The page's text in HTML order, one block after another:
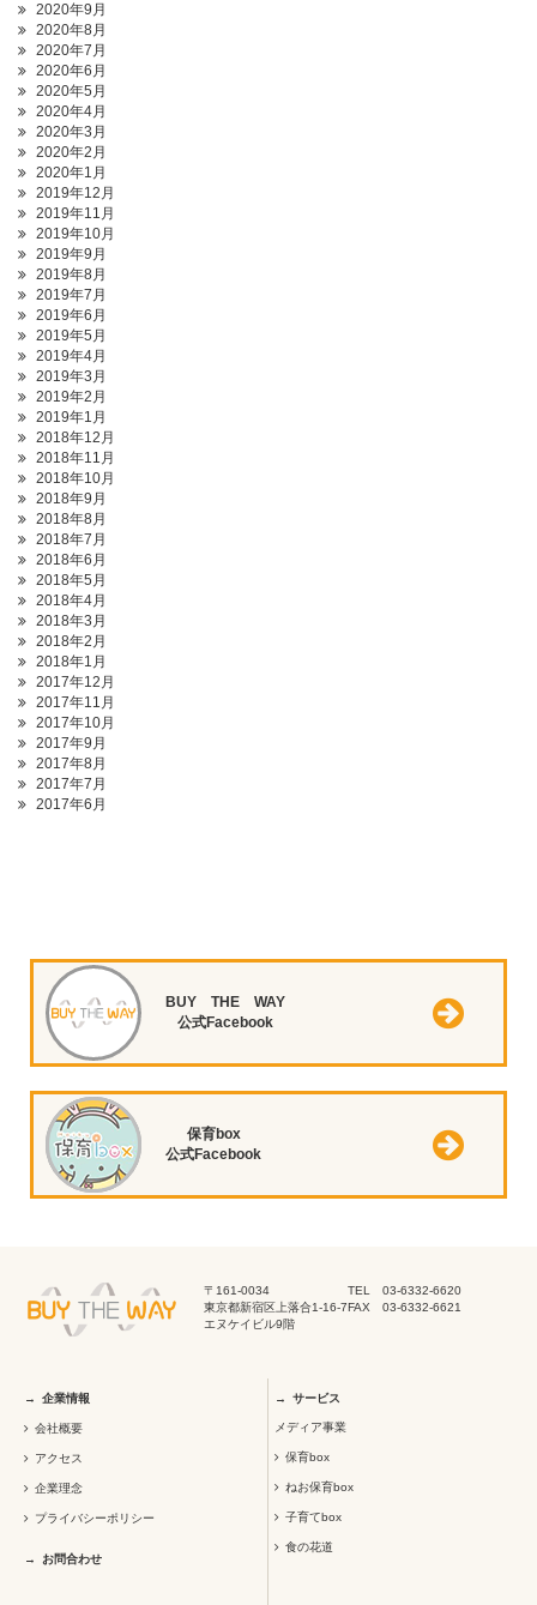
2020年9月
2020年8月
2020年7月
2020年6月
2020年5月
2020年4月
2020年3月
2020年2月
2020年1月
2019年12月
2019年11月
2019年10月
2019年9月
2019年8月
2019年7月
2019年6月
2019年5月
2019年4月
2019年3月
2019年2月
2019年1月
2018年12月
2018年11月
2018年10月
2018年9月
2018年8月
2018年7月
2018年6月
2018年5月
2018年4月
2018年3月
2018年2月
2018年1月
2017年12月
2017年11月
2017年10月
2017年9月
2017年8月
2017年7月
2017年6月
BUY THE WAY
公式Facebook
保育box
公式Facebook
〒161-0034
東京都新宿区上落合1-16-7
エヌケイビル9階
TEL 03-6332-6620
FAX 03-6332-6621
企業情報
会社概要
アクセス
企業理念
プライバシーポリシー
お問合わせ
サービス
メディア事業
保育box
ねお保育box
子育てbox
食の花道